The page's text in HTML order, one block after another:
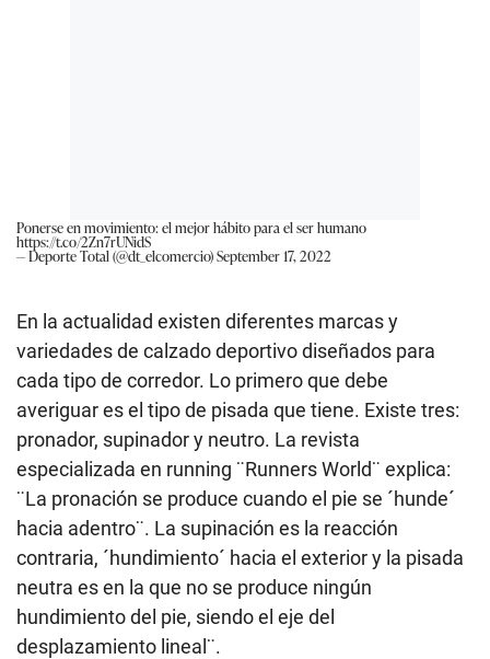
Ponerse en movimiento: el mejor hábito para el ser humano
https://t.co/2Zn7rUNidS
— Deporte Total (@dt_elcomercio)September 17, 2022
En la actualidad existen diferentes marcas y
variedades de calzado deportivo diseñados para
cada tipo de corredor. Lo primero que debe
averiguar es el tipo de pisada que tiene. Existe tres:
pronador, supinador y neutro. La revista
especializada en running ¨Runners World¨ explica:
¨La pronación se produce cuando el pie se ´hunde´
hacia adentro¨. La supinación es la reacción
contraria, ´hundimiento´ hacia el exterior y la pisada
neutra es en la que no se produce ningún
hundimiento del pie, siendo el eje del
desplazamiento lineal¨.